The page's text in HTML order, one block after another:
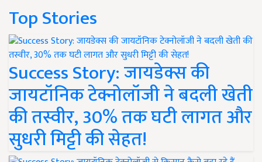
Top Stories
Success Story: जायडेक्स की
जायटॉनिक टेक्नोलॉजी ने बदली खेती
की तस्वीर, 30% तक घटी लागत और
सुधरी मिट्टी की सेहत!